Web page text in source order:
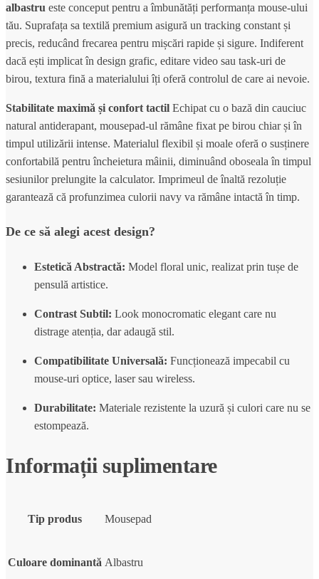
albastru este conceput pentru a îmbunătăți performanța mouse-ului
tău. Suprafața sa textilă premium asigură un tracking constant și
precis, reducând frecarea pentru mișcări rapide și sigure. Indiferent
dacă ești implicat în design grafic, editare video sau task-uri de
birou, textura fină a materialului îți oferă controlul de care ai nevoie.
Stabilitate maximă și confort tactil Echipat cu o bază din cauciuc
natural antiderapant, mousepad-ul rămâne fixat pe birou chiar și în
timpul utilizării intense. Materialul flexibil și moale oferă o susținere
confortabilă pentru încheietura mâinii, diminuând oboseala în timpul
sesiunilor prelungite la calculator. Imprimeul de înaltă rezoluție
garantează că profunzimea culorii navy va rămâne intactă în timp.
De ce să alegi acest design?
Estetică Abstractă: Model floral unic, realizat prin tușe de
pensulă artistice.
Contrast Subtil: Look monocromatic elegant care nu
distrage atenția, dar adaugă stil.
Compatibilitate Universală: Funcționează impecabil cu
mouse-uri optice, laser sau wireless.
Durabilitate: Materiale rezistente la uzură și culori care nu se
estompează.
Informații suplimentare
Tip produs Mousepad
Culoare dominantă Albastru